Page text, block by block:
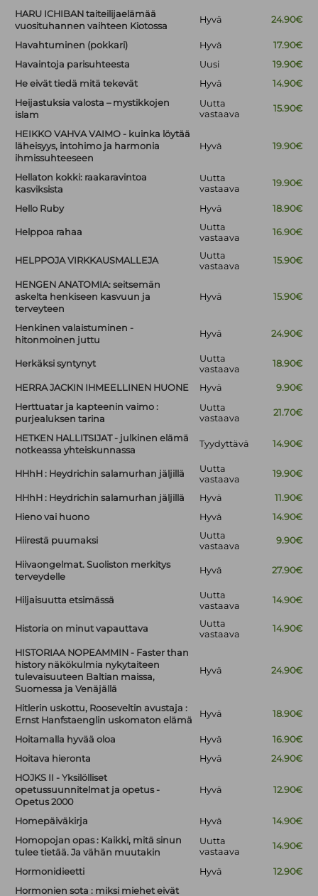
HARU ICHIBAN taiteilijaelämää
vuosituhannen vaihteen Kiotossa
Hyvä 24.90€
Havahtuminen (pokkari) Hyvä
17.90€
Havaintoja parisuhteesta
Uusi
19.90€
He eivät tiedä mitä tekevät
Hyvä
14.90€
Heijastuksia valosta – mystikkojen
islam
Uutta
vastaava
15.90€
HEIKKO VAHVA VAIMO - kuinka löytää
läheisyys, intohimo ja harmonia
ihmissuhteeseen
Hyvä 19.90€
Hellaton kokki: raakaravintoa
kasviksista
Uutta
vastaava
19.90€
Hello Ruby Hyvä 18.90€
Helppoa rahaa
Uutta
vastaava
16.90€
HELPPOJA VIRKKAUSMALLEJA
Uutta
vastaava
15.90€
HENGEN ANATOMIA: seitsemän
askelta henkiseen kasvuun ja
terveyteen
Hyvä 15.90€
Henkinen valaistuminen -
hitonmoinen juttu
Hyvä 24.90€
Herkäksi syntynyt
Uutta
vastaava
18.90€
HERRA JACKIN IHMEELLINEN HUONE Hyvä
9.90€
Herttuatar ja kapteenin vaimo :
purjealuksen tarina
Uutta
vastaava
21.70€
HETKEN HALLITSIJAT - julkinen elämä
notkeassa yhteiskunnassa
Tyydyttävä 14.90€
HHhH : Heydrichin salamurhan jäljillä
Uutta
vastaava
19.90€
HHhH : Heydrichin salamurhan jäljillä Hyvä
11.90€
Hieno vai huono
Hyvä 14.90€
Hiirestä puumaksi
Uutta
vastaava
9.90€
Hiivaongelmat. Suoliston merkitys
terveydelle
Hyvä 27.90€
Hiljaisuutta etsimässä
Uutta
vastaava
14.90€
Historia on minut vapauttava
Uutta
vastaava
14.90€
HISTORIAA NOPEAMMIN - Faster than
history näkökulmia nykytaiteen
tulevaisuuteen Baltian maissa,
Suomessa ja Venäjällä
Hyvä 24.90€
Hitlerin uskottu, Rooseveltin avustaja :
Ernst Hanfstaenglin uskomaton elämä
Hyvä 18.90€
Hoitamalla hyvää oloa Hyvä
16.90€
Hoitava hieronta
Hyvä
24.90€
HOJKS II - Yksilölliset
opetussuunnitelmat ja opetus -
Opetus 2000
Hyvä 12.90€
Homepäiväkirja Hyvä
14.90€
Homopojan opas : Kaikki, mitä sinun
tulee tietää. Ja vähän muutakin
Uutta
vastaava
14.90€
Hormonidieetti Hyvä
12.90€
Hormonien sota : miksi miehet eivät